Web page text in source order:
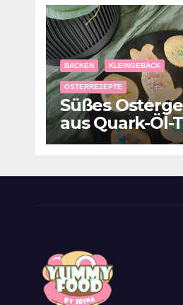
BACKEN KLEINGEBÄCK
OSTERREZEPTE
Süßes
aus Quark-Öl-